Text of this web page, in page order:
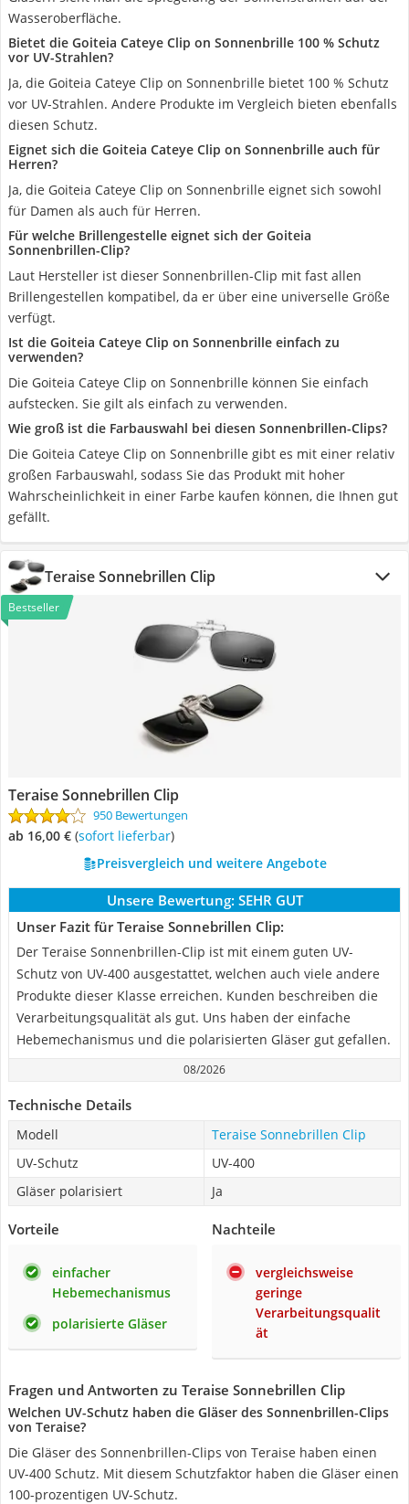
Wasseroberfläche.
Bietet die Goiteia Cateye Clip on Sonnenbrille 100 % Schutz
vor UV-Strahlen?
Ja, die Goiteia Cateye Clip on Sonnenbrille bietet 100 % Schutz
vor UV-Strahlen. Andere Produkte im Vergleich bieten ebenfalls
diesen Schutz.
Eignet sich die Goiteia Cateye Clip on Sonnenbrille auch für
Herren?
Ja, die Goiteia Cateye Clip on Sonnenbrille eignet sich sowohl
für Damen als auch für Herren.
Für welche Brillengestelle eignet sich der Goiteia
Sonnenbrillen-Clip?
Laut Hersteller ist dieser Sonnenbrillen-Clip mit fast allen
Brillengestellen kompatibel, da er über eine universelle Größe
verfügt.
Ist die Goiteia Cateye Clip on Sonnenbrille einfach zu
verwenden?
Die Goiteia Cateye Clip on Sonnenbrille können Sie einfach
aufstecken. Sie gilt als einfach zu verwenden.
Wie groß ist die Farbauswahl bei diesen Sonnenbrillen-Clips?
Die Goiteia Cateye Clip on Sonnenbrille gibt es mit einer relativ
großen Farbauswahl, sodass Sie das Produkt mit hoher
Wahrscheinlichkeit in einer Farbe kaufen können, die Ihnen gut
gefällt.
Teraise Sonnebrillen Clip
Bestseller
Teraise Sonnebrillen Clip
950 Bewertungen
ab 16,00 € ( Sofort lieferbar)
Preisvergleich und weitere Angebote
Unsere Bewertung: SEHR GUT
Unser Fazit für Teraise Sonnebrillen Clip:
Der Teraise Sonnenbrillen-Clip ist mit einem guten UV-
Schutz von UV-400 ausgestattet, welchen auch viele andere
Produkte dieser Klasse erreichen. Kunden beschreiben die
Verarbeitungsqualität als gut. Uns haben der einfache
Hebemechanismus und die polarisierten Gläser gut gefallen.
08/2026
Technische Details
Modell
Teraise Sonnebrillen Clip
UV-Schutz
UV-400
Gläser polarisiert
Ja
Vorteile
einfacher
Hebemechanismus
polarisierte Gläser
Nachteile
vergleichsweise
geringe
Verarbeitungsqualit
ät
Fragen und Antworten zu Teraise Sonnebrillen Clip
Welchen UV-Schutz haben die Gläser des Sonnenbrillen-Clips
von Teraise?
Die Gläser des Sonnenbrillen-Clips von Teraise haben einen
UV-400 Schutz. Mit diesem Schutzfaktor haben die Gläser einen
100-prozentigen UV-Schutz.